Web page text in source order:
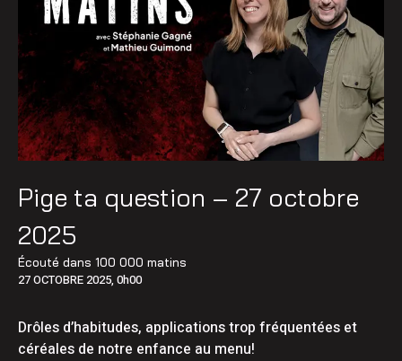
Pige ta question – 27 octobre
2025
Écouté dans 100 000 matins
27 OCTOBRE 2025, 0h00
Drôles d’habitudes, applications trop fréquentées et
céréales de notre enfance au menu!